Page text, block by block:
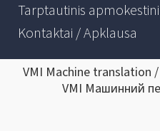
Tarptautinis
Kontaktai / Apklausa
VMI Machine
VMI Машинний